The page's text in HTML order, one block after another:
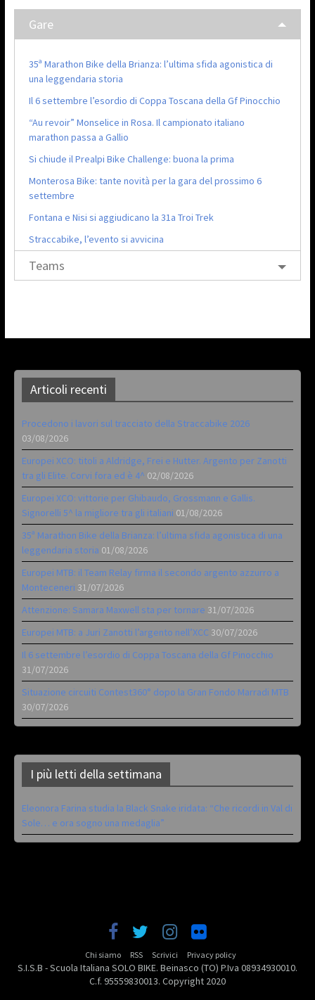
Gare
35ª Marathon Bike della Brianza: l’ultima sfida agonistica di
una leggendaria storia
Il 6 settembre l’esordio di Coppa Toscana della Gf Pinocchio
“Au revoir” Monselice in Rosa. Il campionato italiano
marathon passa a Gallio
Si chiude il Prealpi Bike Challenge: buona la prima
Monterosa Bike: tante novità per la gara del prossimo 6
settembre
Fontana e Nisi si aggiudicano la 31a Troi Trek
Straccabike, l’evento si avvicina
Teams
Articoli recenti
Procedono i lavori sul tracciato della Straccabike 2026
03/08/2026
Europei XCO: titoli a Aldridge, Frei e Hutter. Argento per Zanotti
tra gli Elite. Corvi fora ed è 4^ 02/08/2026
Europei XCO: vittorie per Ghibaudo, Grossmann e Gallis.
Signorelli 5^ la migliore tra gli italiani 01/08/2026
35ª Marathon Bike della Brianza: l’ultima sfida agonistica di una
leggendaria storia 01/08/2026
Europei MTB: il Team Relay firma il secondo argento azzurro a
Monteceneri 31/07/2026
Attenzione: Samara Maxwell sta per tornare 31/07/2026
Europei MTB: a Juri Zanotti l’argento nell’XCC 30/07/2026
Il 6 settembre l’esordio di Coppa Toscana della Gf Pinocchio
31/07/2026
Situazione circuiti Contest360° dopo la Gran Fondo Marradi MTB
30/07/2026
I più letti della settimana
Eleonora Farina studia la Black Snake iridata: “Che ricordi in Val di
Sole… e ora sogno una medaglia”
Chi siamo RSS Scrivici Privacy policy
S.I.S.B - Scuola Italiana SOLO BIKE. Beinasco (TO) P.Iva 08934930010.
C.f. 95559830013. Copyright 2020